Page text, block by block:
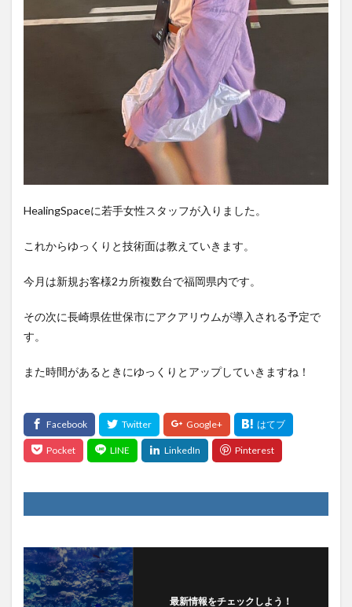
HealingSpaceに若手女性スタッフが入りました。
これからゆっくりと技術面は教えていきます。
今月は新規お客様2カ所複数台で福岡県内です。
その次に長崎県佐世保市にアクアリウムが導入される予定で
す。
また時間があるときにゆっくりとアップしていきますね！
最新情報をチェックしよう！